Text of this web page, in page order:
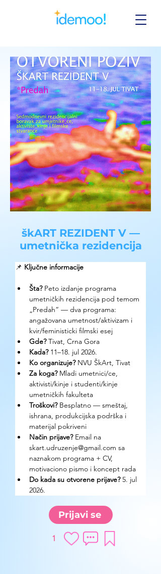
škART REZIDENT V —
umetnička rezidencija
📌 Ključne informacije
Šta? Peto izdanje programa
umetničkih rezidencija pod temom
„Predah“ — dva programa:
angažovana umetnost/aktivizam i
kvir/feministicki filmski esej
Gde? Tivat, Crna Gora
Kada? 11–18. jul 2026.
Ko organizuje? NVU ŠkArt, Tivat
Za koga? Mladi umetnici/ce,
aktivisti/kinje i studenti/kinje
umetničkih fakulteta
Troškovi? Besplatno — smeštaj,
ishrana, produkcijska podrška i
materijal pokriveni
Način prijave? Email na
skart.udruzenje@gmail.com sa
naznakom programa + CV,
motivaciono pismo i koncept rada
Do kada su otvorene prijave? 5. jul
2026.
Prijavi se
1